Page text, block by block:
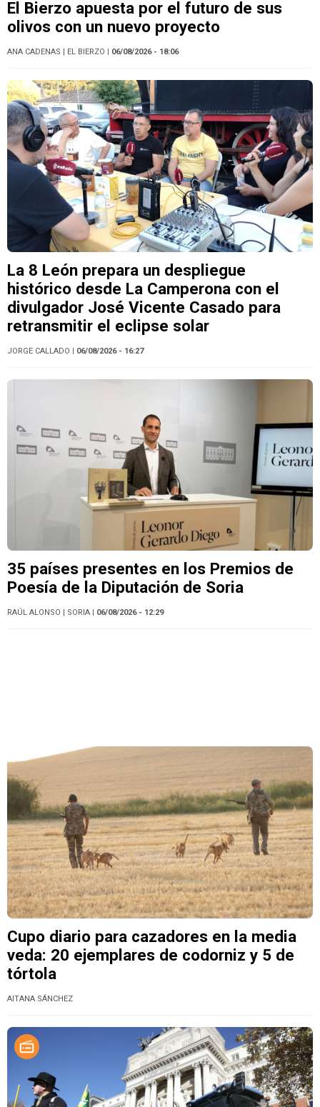
El Bierzo apuesta por el futuro de sus
olivos con un nuevo proyecto
ANA CADENAS | EL BIERZO | 06/08/2026 - 18:06
La 8 León prepara un despliegue
histórico desde La Camperona con el
divulgador José Vicente Casado para
retransmitir el eclipse solar
JORGE CALLADO | 06/08/2026 - 16:27
35 países presentes en los Premios de
Poesía de la Diputación de Soria
RAÚL ALONSO | SORIA | 06/08/2026 - 12:29
Cupo diario para cazadores en la media
veda: 20 ejemplares de codorniz y 5 de
tórtola
AITANA SÁNCHEZ